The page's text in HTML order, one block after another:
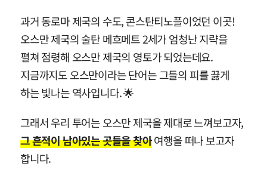
과거 동로마 제국의 수도, 콘스탄티노플이었던 이곳!
오스만 제국의 술탄 메흐메트 2세가 엄청난 지략을
펼쳐 점령해 오스만 제국의 영토가 되었는데요.
지금까지도 오스만이라는 단어는 그들의 피를 끓게
하는 빛나는 역사입니다. 🌟
그래서 우리 투어는 오스만 제국을 제대로 느껴보고자,
그 흔적이 남아있는 곳들을 찾아여행을 떠나 보고자
합니다.